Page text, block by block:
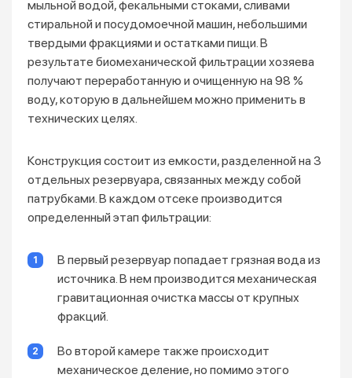
мыльной водой, фекальными стоками, сливами
стиральной и посудомоечной машин, небольшими
твердыми фракциями и остатками пищи. В
результате биомеханической фильтрации хозяева
получают переработанную и очищенную на 98 %
воду, которую в дальнейшем можно применить в
технических целях.
Конструкция состоит из емкости, разделенной на 3
отдельных резервуара, связанных между собой
патрубками. В каждом отсеке производится
определенный этап фильтрации:
В первый резервуар попадает грязная вода из
источника. В нем производится механическая
гравитационная очистка массы от крупных
фракций.
Во второй камере также происходит
механическое деление, но помимо этого